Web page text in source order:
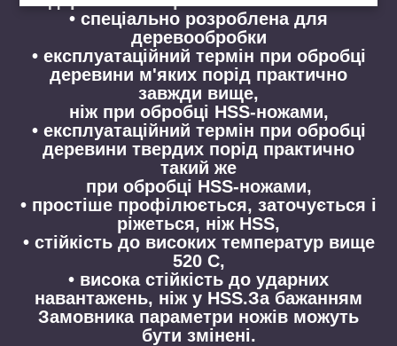
• спеціально розроблена для
деревообробки
• експлуатаційний термін при обробці
деревини м'яких порід практично
завжди вище,
ніж при обробці HSS-ножами,
• експлуатаційний термін при обробці
деревини твердих порід практично
такий же
при обробці HSS-ножами,
• простіше профілюється, заточується і
ріжеться, ніж HSS,
• стійкість до високих температур вище
520 С,
• висока стійкість до ударних
навантажень, ніж у HSS.За бажанням
Замовника параметри ножів можуть
бути змінені.